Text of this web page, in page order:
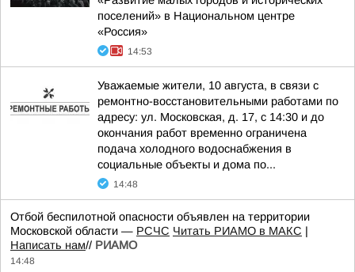
поселений» в Национальном центре
«Россия»
14:53
Уважаемые жители, 10 августа, в связи с
ремонтно-восстановительными работами по
адресу: ул. Московская, д. 17, с 14:30 и до
окончания работ временно ограничена
подача холодного водоснабжения в
социальные объекты и дома по...
14:48
Отбой беспилотной опасности объявлен на территории
Московской области — РСЧС Читать РИАМО в МАКС |
Написать нам// РИАМО
14:48